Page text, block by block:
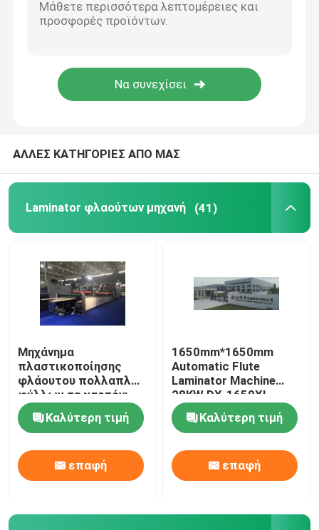
Μηχάνημα Turner πασσάλων
Μηχανή πλαστικοποίησης Litho
Μηχάνημα πλαστικοποίησης φιλμ μαχαιριών
Laminator χαρτονιού
ΑΛΛΕΣ ΚΑΤΗΓΟΡΙΕΣ ΑΠΟ ΜΑΣ
Laminator φλαούτων μηχανή (41)
Μηχάνημα
πλαστικοποίησης
φλάουτου πολλαπλών
φύλλων σε χαρτόνι
DX-1450
Καλύτερη τιμή
επαφή
1650mm*1650mm
Automatic Flute
Laminator Machine
28KW DX-1650XL
Καλύτερη τιμή
επαφή